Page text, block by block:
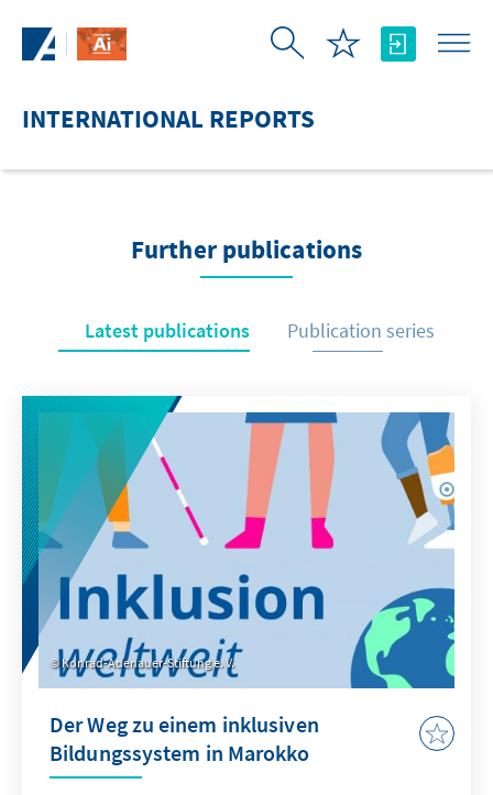
INTERNATIONAL REPORTS
Further publications
Latest publications Publication series
Konrad-Adenauer-Stiftung e. V.
Der Weg zu einem inklusiven
Bildungssystem in Marokko